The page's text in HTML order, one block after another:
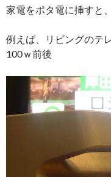
家電をポタ電に挿すと
例えば、リビングのテ
100ｗ前後